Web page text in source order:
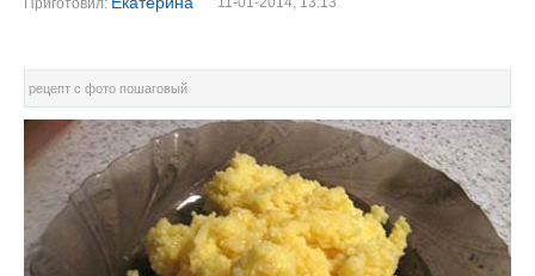
Приготовил:
рецепт с фото пошаговый